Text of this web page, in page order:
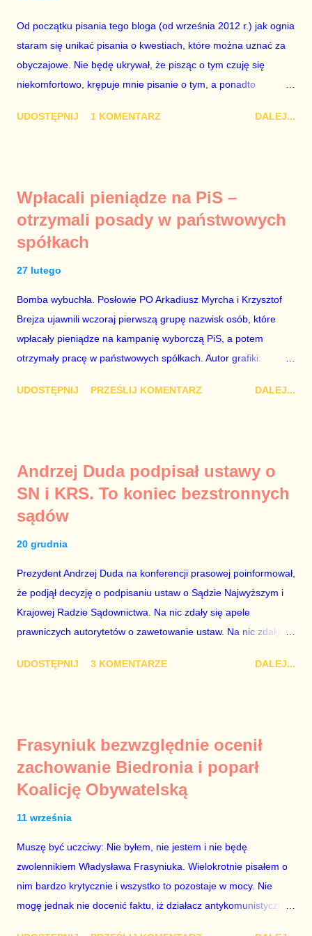
nie chce – ani partia rządząca, ani partie opozycyjne. Jeśli w
siedzibie PiS zapadnie decyzja, aby głosować zgodnie z wolą
Dudy, obowiązkiem każdego przyzwoitego człowieka i
szanującego podstawowe reguły demokraty jest takie
Od początku pisania tego bloga (od września 2012 r.) jak ognia
staram się unikać pisania o kwestiach, które można uznać za
obyczajowe. Nie będę ukrywał, że pisząc o tym czuję się
niekomfortowo, krępuje mnie pisanie o tym, a ponadto
rozumie, wiedzy i zdrowym rozsądku, powinna od kwestii
o seksaferze z udziałem prominentnego polityka partii
rządzącej i – przynajmniej formalnie – drugiej osoby w
państwie, sprawy prywatne nie tylko stają się publiczne, ale też
całego państwa. Zastrzeżenie „jeśli są prawdziwe” jest
konieczne, ponieważ mamy do czynienia z medium o
wyjątkowo wątpliwej reputacji, ale mimo upływu czasu,
informacje nie zostały w żaden sposób zdementowane, a
oskarżany polityk milczy. Tygod...
UDOSTĘPNIJ 1 KOMENTARZ DALEJ...
Wpłacali pieniądze na PiS –
otrzymali posady w państwowych
spółkach
27 lutego
Bomba wybuchła. Posłowie PO Arkadiusz Myrcha i Krzysztof
Brejza ujawnili wczoraj pierwszą grupę nazwisk osób, które
wpłacały pieniądze na kampanię wyborczą PiS, a potem
otrzymały pracę w państwowych spółkach. Autor grafiki:
polityków PO na ten temat. Pokazanie kilkunastu przypadków
PiS, a następnie uzyskują stanowiska w spółkach Skarbu
Państwa ze względu na to, że partia PiS obsadziła zarządy
tych spółek i wymienia profesjonalistów na kadry partyjne.
które zawsze może się zdarzyć, a polegającym na tym, że
osoba z kwalifikacjami wpłaca na partię polityczną, a następnie
obejmuje prace w spółce, która jest zarządzana pośrednio
przez ta partię. Przeciwnie. Przedstawienie pierwszej gr...
UDOSTĘPNIJ PRZEŚLIJ KOMENTARZ DALEJ...
Andrzej Duda podpisał ustawy o
SN i KRS. To koniec bezstronnych
sądów
20 grudnia
Prezydent Andrzej Duda na konferencji prasowej poinformował,
że podjął decyzję o podpisaniu ustaw o Sądzie Najwyższym i
Krajowej Radzie Sądownictwa. Na nic zdały się apele
prawniczych autorytetów o zawetowanie ustaw. Na nic zdały
ostatecznie zniszczy niezależność sądów od woli polityków. To
Ziobro. Żenujące są tłumaczenia Dudy, że podpisał ustawy, bo
to jego ustawy. Prawda jest taka, że poprawki partii rządzącej
do tych ustaw były bardziej obszerne niż projekty ustaw
wyłącznie o jego władzę nad sądownictwem kosztem władzy
Zbigniewa Ziobry. W poprzednich ustawach Ziobro miał 100%
władzy nad sądami, a Duda 0%. W nowych ustawach Ziobro
ma 90...
UDOSTĘPNIJ 3 KOMENTARZE DALEJ...
Frasyniuk bezwzględnie ocenił
zachowanie Biedronia i poparł
Koalicję Obywatelską
11 września
Muszę być uczciwy: Nie byłem, nie jestem i nie będę
zwolennikiem Władysława Frasyniuka. Wielokrotnie pisałem o
nim bardzo krytycznie i wszystko to pozostaje w mocy. Nie
mogę jednak nie docenić faktu, iż działacz antykomunistycznej